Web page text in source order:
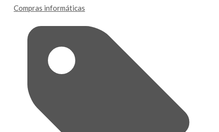
Compras informáticas